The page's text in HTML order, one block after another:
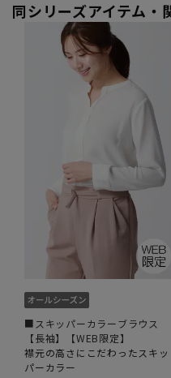
同シリーズアイテム・
■スキッパーカラーブラウス
【長袖】【WEB限定】
襟元の高さにこだわったスキッ
パーカラー